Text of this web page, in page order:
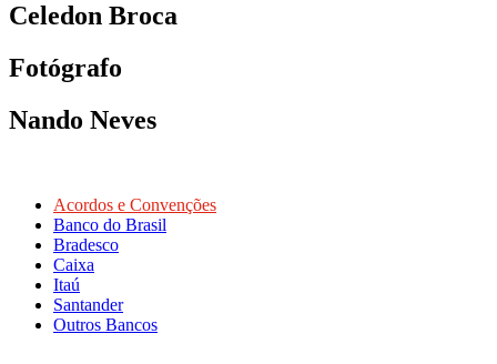
Celedon Broca
Fotógrafo
Nando Neves
Acordos e Convenções
Banco do Brasil
Bradesco
Caixa
Itaú
Santander
Outros Bancos